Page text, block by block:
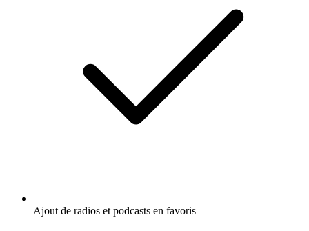
Ajout de radios et podcasts en favoris